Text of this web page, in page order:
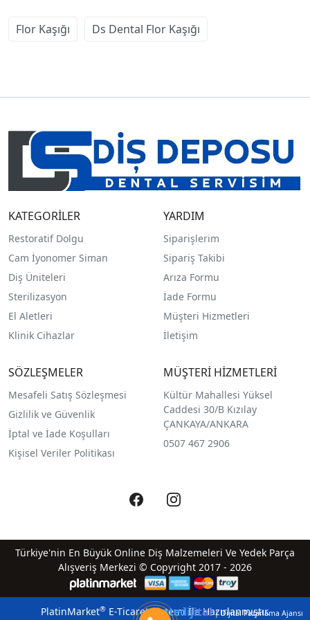
Flor Kaşığı Ds Dental Flor Kaşığı
KATEGORİLER
Restoratif Dolgu
Cam İyonomer Siman
Diş Üniteleri
Sterilizasyon
El Aletleri
Klinik Cihazlar
YARDIM
Siparişlerim
Sipariş Takibi
Arıza Formu
İade Formu
Müşteri Hizmetleri
İletişim
SÖZLEŞMELER
Mesafeli Satış Sözleşmesi
Gizlilik ve Güvenlik
İptal ve İade Koşulları
Kişisel Veriler Politikası
MÜŞTERİ HİZMETLERİ
Kültür Mahallesi Yüksel
Caddesi 30/B Kızılay
ÇANKAYA/ANKARA
0507 467 2906
Türkiye'nin En Büyük Online Diş Malzemeleri Ve Yedek Parça
Alışveriş Merkezi © Copyright 2017 - 2026
PlatinMarket®E-Ticaret Sistemiİle Hazırlanmıştır.
qreatedijital| Dijital Pazarlama Ajansı